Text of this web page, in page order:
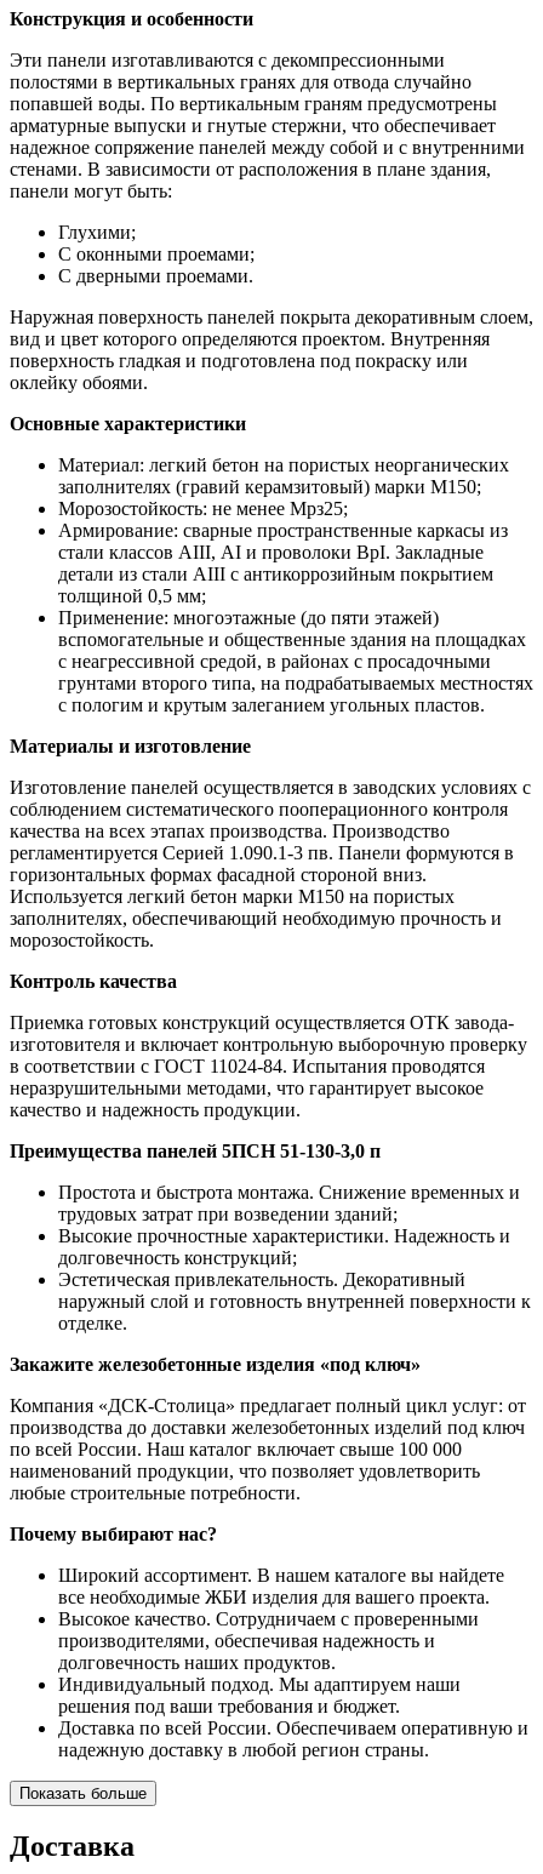
Конструкция и особенности
Эти панели изготавливаются с декомпрессионными
полостями в вертикальных гранях для отвода случайно
попавшей воды. По вертикальным граням предусмотрены
арматурные выпуски и гнутые стержни, что обеспечивает
надежное сопряжение панелей между собой и с внутренними
стенами. В зависимости от расположения в плане здания,
панели могут быть:
Глухими;
С оконными проемами;
С дверными проемами.
Наружная поверхность панелей покрыта декоративным слоем,
вид и цвет которого определяются проектом. Внутренняя
поверхность гладкая и подготовлена под покраску или
оклейку обоями.
Основные характеристики
Материал: легкий бетон на пористых неорганических
заполнителях (гравий керамзитовый) марки М150;
Морозостойкость: не менее Мрз25;
Армирование: сварные пространственные каркасы из
стали классов АIII, АI и проволоки ВрI. Закладные
детали из стали АIII с антикоррозийным покрытием
толщиной 0,5 мм;
Применение: многоэтажные (до пяти этажей)
вспомогательные и общественные здания на площадках
с неагрессивной средой, в районах с просадочными
грунтами второго типа, на подрабатываемых местностях
с пологим и крутым залеганием угольных пластов.
Материалы и изготовление
Изготовление панелей осуществляется в заводских условиях с
соблюдением систематического пооперационного контроля
качества на всех этапах производства. Производство
регламентируется Серией 1.090.1-3 пв. Панели формуются в
горизонтальных формах фасадной стороной вниз.
Используется легкий бетон марки М150 на пористых
заполнителях, обеспечивающий необходимую прочность и
морозостойкость.
Контроль качества
Приемка готовых конструкций осуществляется ОТК завода-
изготовителя и включает контрольную выборочную проверку
в соответствии с ГОСТ 11024-84. Испытания проводятся
неразрушительными методами, что гарантирует высокое
качество и надежность продукции.
Преимущества панелей 5ПСН 51-130-3,0 п
Простота и быстрота монтажа. Снижение временных и
трудовых затрат при возведении зданий;
Высокие прочностные характеристики. Надежность и
долговечность конструкций;
Эстетическая привлекательность. Декоративный
наружный слой и готовность внутренней поверхности к
отделке.
Закажите железобетонные изделия «под ключ»
Компания «ДСК-Столица» предлагает полный цикл услуг: от
производства до доставки железобетонных изделий под ключ
по всей России. Наш каталог включает свыше 100 000
наименований продукции, что позволяет удовлетворить
любые строительные потребности.
Почему выбирают нас?
Широкий ассортимент. В нашем каталоге вы найдете
все необходимые ЖБИ изделия для вашего проекта.
Высокое качество. Сотрудничаем с проверенными
производителями, обеспечивая надежность и
долговечность наших продуктов.
Индивидуальный подход. Мы адаптируем наши
решения под ваши требования и бюджет.
Доставка по всей России. Обеспечиваем оперативную и
надежную доставку в любой регион страны.
Показать больше
Доставка